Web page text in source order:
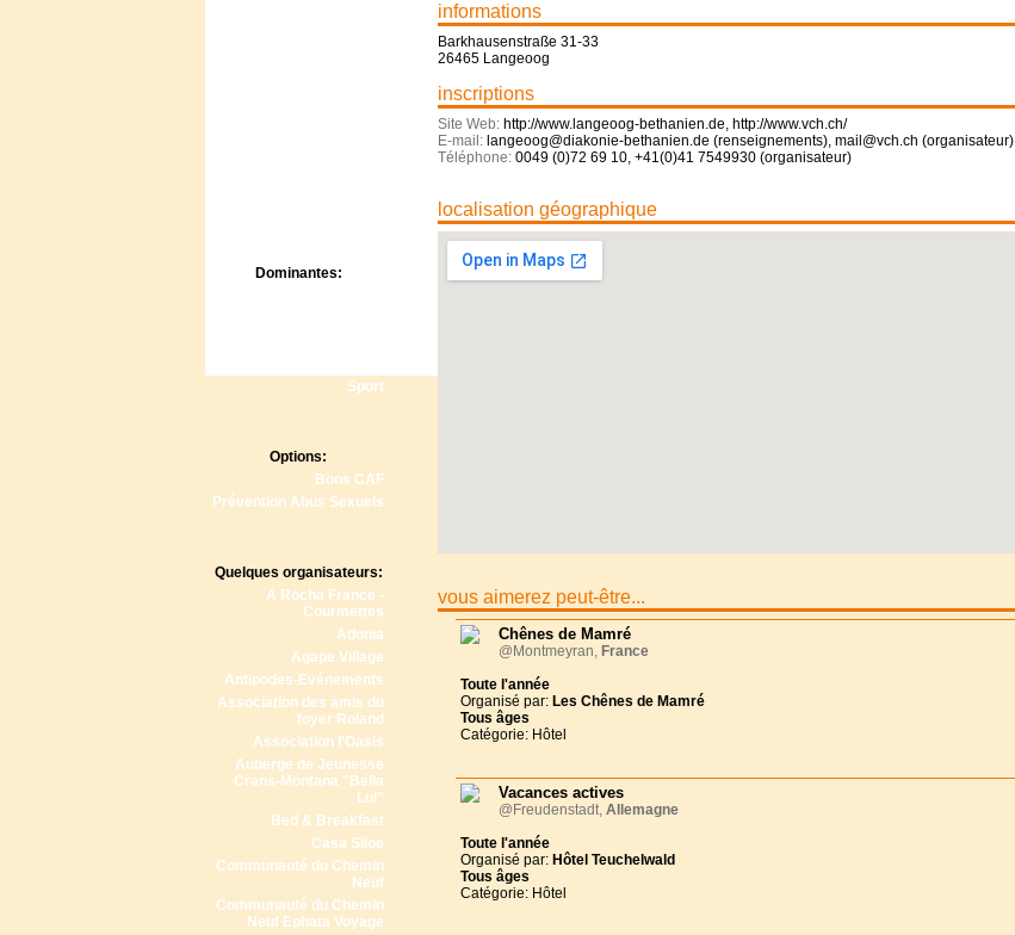
Dominantes:
Sport
Options:
Bons CAF
Prévention Abus Sexuels
Quelques organisateurs:
A Rocha France -
Courmettes
Adonia
Agape Village
Antipodes-Evénements
Association des amis du
foyer Roland
Association l'Oasis
Auberge de Jeunesse
Crans-Montana "Bella
Lui"
Bed & Breakfast
Casa Siloe
Communauté du Chemin
Neuf
Communauté du Chemin
Neuf Ephata Voyage
informations
Barkhausenstraße 31-33
26465 Langeoog
inscriptions
Site Web: http://www.langeoog-bethanien.de, http://www.vch.ch/
E-mail: langeoog@diakonie-bethanien.de (renseignements), mail@vch.ch (organisateur)
Téléphone: 0049 (0)72 69 10, +41(0)41 7549930 (organisateur)
localisation géographique
vous aimerez peut-être...
Chênes de Mamré
@Montmeyran, France
Toute l'année
Organisé par: Les Chênes de Mamré
Tous âges
Catégorie: Hôtel
Vacances actives
@Freudenstadt, Allemagne
Toute l'année
Organisé par: Hôtel Teuchelwald
Tous âges
Catégorie: Hôtel